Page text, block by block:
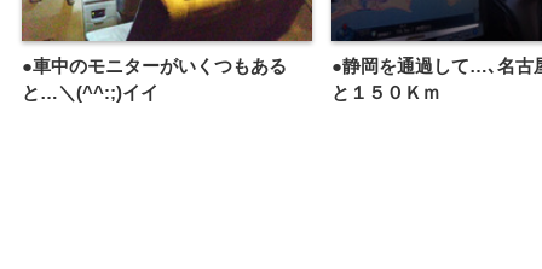
●車中のモニターがいくつもある
と…＼(^^:;)イイ
●静岡を通過して…､名古
と１５０Ｋｍ